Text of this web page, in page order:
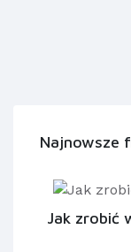
Najnowsze
Jak zrobić